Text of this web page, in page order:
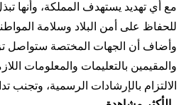
مع أي تهديد يستهدف المملكة، وأنها
للحفاظ على أمن البلاد وسلامة
وأضاف أن الجهات المختصة ستواصل
والمقيمين بالتعليمات والمعلومات
الالتزام بالإرشادات الرسمية، وتجنب